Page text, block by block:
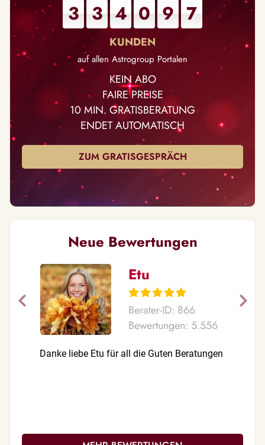
3 3 4 0 9 7
auf allen Astrogroup Portalen
KEIN ABO
FAIRE PREISE
10 MIN. GRATISBERATUNG
ENDET AUTOMATISCH
ZUM GRATISGESPRÄCH
Neue Bewertungen
Etu
Berater-ID: 866
Bewertungen: 5.556
Danke liebe Etu für all die Guten Beratungen